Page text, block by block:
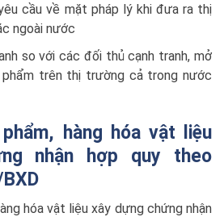
cầu về mặt pháp lý khi đưa ra thị
ngoài nước
so với các đối thủ cạnh tranh, mở
phẩm trên thị trường cả trong nước
hàng hóa vật liệu
nhận hợp quy theo
hóa vật liệu xây dựng chứng nhận